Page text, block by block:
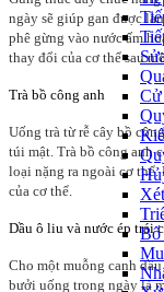
Cử
Bổ
ngày sẽ giúp gan được
phê gừng vào nước ấm
thay đổi của cơ thể sau
Trà bồ công anh
Uống trà từ rễ cây bồ
túi mật. Trà bồ công anh
loại nặng ra ngoài cơ thể.
của cơ thể.
Dầu ô liu và nước ép trái
Cho một muỗng canh
bưởi uống trong ngày là